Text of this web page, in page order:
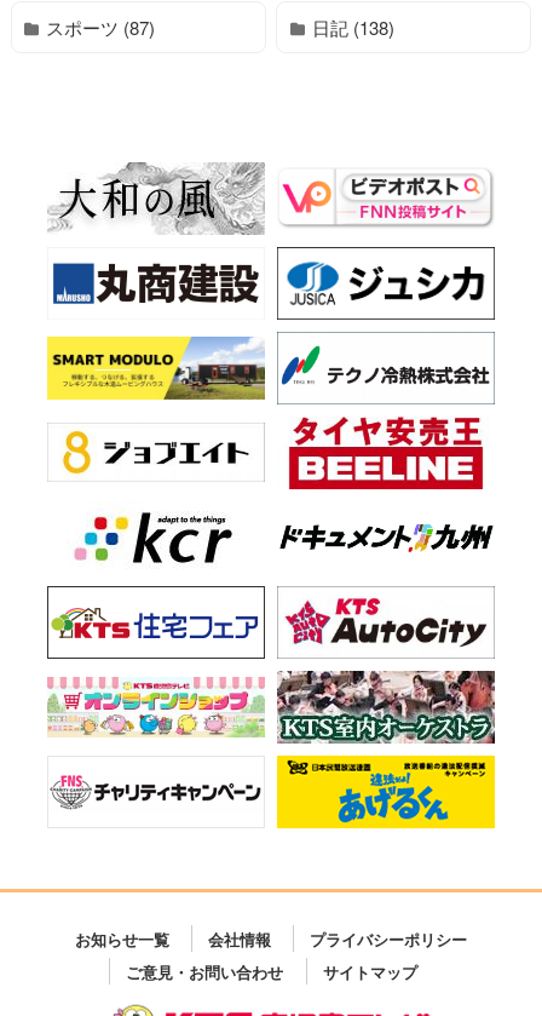
スポーツ (87) 日記 (138)
お知らせ一覧 会社情報
プライバシーポリシー
ご意見・お問い合わせ
サイトマップ